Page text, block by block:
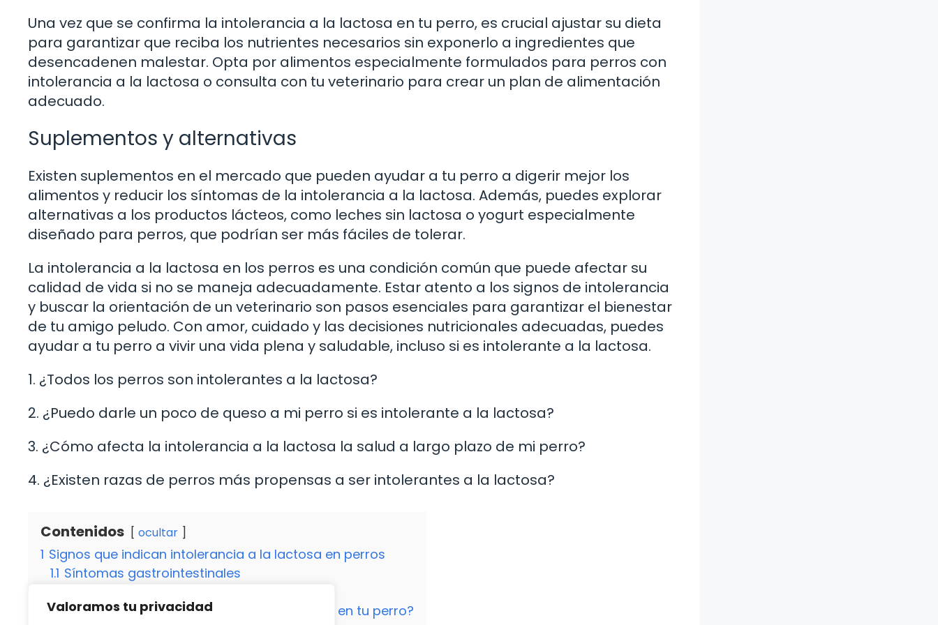
Valoramos tu privacidad
Una vez que se confirma la intolerancia a la lactosa en tu perro, es crucial ajustar su dieta
para garantizar que reciba los nutrientes necesarios sin exponerlo a ingredientes que
desencadenen malestar. Opta por alimentos especialmente formulados para perros con
intolerancia a la lactosa o consulta con tu veterinario para crear un plan de alimentación
adecuado.
Suplementos y alternativas
Existen suplementos en el mercado que pueden ayudar a tu perro a digerir mejor los
alimentos y reducir los síntomas de la intolerancia a la lactosa. Además, puedes explorar
alternativas a los productos lácteos, como leches sin lactosa o yogurt especialmente
diseñado para perros, que podrían ser más fáciles de tolerar.
La intolerancia a la lactosa en los perros es una condición común que puede afectar su
calidad de vida si no se maneja adecuadamente. Estar atento a los signos de intolerancia
y buscar la orientación de un veterinario son pasos esenciales para garantizar el bienestar
de tu amigo peludo. Con amor, cuidado y las decisiones nutricionales adecuadas, puedes
ayudar a tu perro a vivir una vida plena y saludable, incluso si es intolerante a la lactosa.
1. ¿Todos los perros son intolerantes a la lactosa?
2. ¿Puedo darle un poco de queso a mi perro si es intolerante a la lactosa?
3. ¿Cómo afecta la intolerancia a la lactosa la salud a largo plazo de mi perro?
4. ¿Existen razas de perros más propensas a ser intolerantes a la lactosa?
Contenidos ocultar
1 Signos que indican intolerancia a la lactosa en perros
1.1 Síntomas gastrointestinales
2 ¿Cómo confirmar la intolerancia a la lactosa en tu perro?